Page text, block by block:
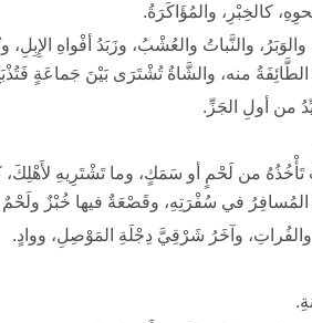
كالخِبْرِ، والمُؤَاكَرَةُ.
والوَبَرُ، والنَّباتُ والعُشْبُ، وزَبَدُ أفْواهِ
منه، والشَّاةُ تُشْتَرَى بَيْنَ جَماعَةٍ
من أولِ الجَزِّ.
من لَحْمٍ أو سَمَكٍ، وما تَشْتَرِيهِ لأَهْلِكَ،
في سُفْرَتِهِ، وقَصْعَةٌ فيها خُبْزٌ ولَحْمٌ
وآخَرُ شَرْقِيَّ دِجْلَةِ المَوْصِلِ، ووادٍ.